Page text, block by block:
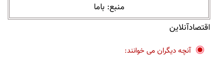
منبع: باما
اقتصادآنلاین
آنچه دیگران می خوانند: